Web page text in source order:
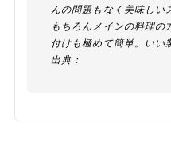
んの問題もなく美味しい
もちろんメインの料理
付けも極めて簡単。いい
出典：